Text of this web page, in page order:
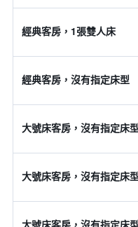
經典客房，1張雙人床
經典客房，沒有指定床型
大號床客房，沒有指定床
大號床客房，沒有指定床
大號床客房，沒有指定床型